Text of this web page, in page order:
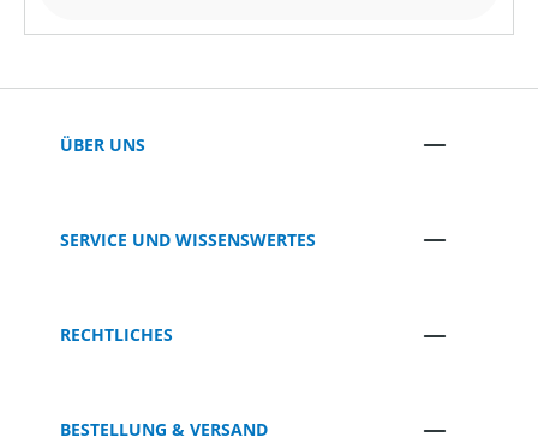
ÜBER UNS
SERVICE UND WISSENSWERTES
RECHTLICHES
BESTELLUNG & VERSAND